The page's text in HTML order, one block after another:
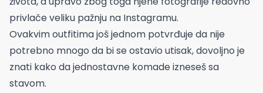
privlače veliku pažnju na Instagramu.
Ovakvim outfitima još jednom potvrđuje da nije
potrebno mnogo da bi se ostavio utisak, dovoljno je
znati kako da jednostavne komade izneseš sa
stavom.